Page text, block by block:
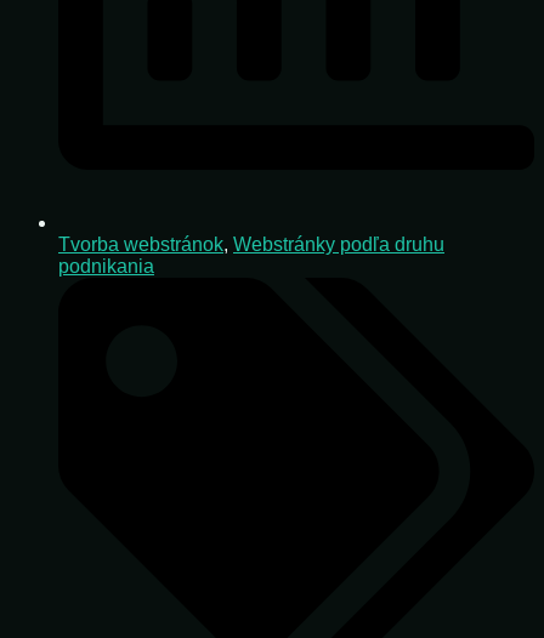
Tvorba webstránok, Webstránky podľa druhu
podnikania